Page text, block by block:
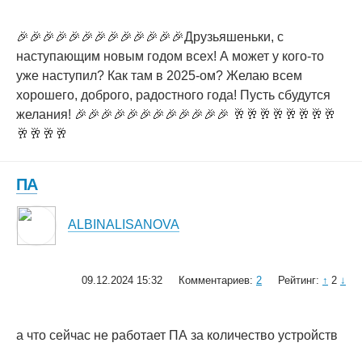
🎉🎉🎉🎉🎉🎉🎉🎉🎉🎉🎉🎉🎉Друзьяшеньки, с
наступающим новым годом всех! А может у кого-то
уже наступил? Как там в 2025-ом? Желаю всем
хорошего, доброго, радостного года! Пусть сбудутся
желания! 🎉🎉🎉🎉🎉🎉🎉🎉🎉🎉🎉🎉 🥂🥂🥂🥂🥂🥂🥂🥂
🥂🥂🥂🥂
ПА
ALBINALISANOVA
09.12.2024 15:32 Комментариев: 2 Рейтинг: ↑ 2 ↓
а что сейчас не работает ПА за количество устройств